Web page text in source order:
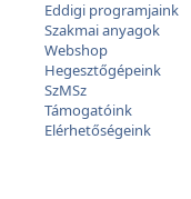
Eddigi programjaink
Szakmai anyagok
Webshop
Hegesztőgépeink
SzMSz
Támogatóink
Elérhetőségeink